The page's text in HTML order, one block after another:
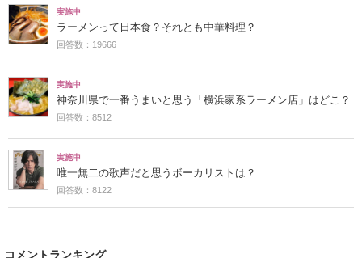
実施中
ラーメンって日本食？それとも中華料理？
回答数：19666
実施中
神奈川県で一番うまいと思う「横浜家系ラーメン店」はどこ？
回答数：8512
実施中
唯一無二の歌声だと思うボーカリストは？
回答数：8122
コメントランキング